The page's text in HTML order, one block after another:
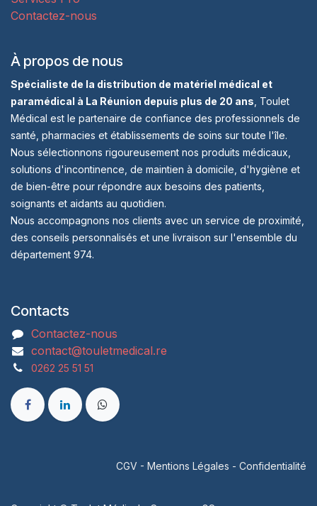
Contactez-nous
À propos de nous
Spécialiste de la distribution de matériel médical et
paramédical à La Réunion depuis plus de 20 ans , Toulet
Médical est le partenaire de confiance des professionnels de
santé, pharmacies et établissements de soins sur toute l'île.
Nous sélectionnons rigoureusement nos produits médicaux,
solutions d'incontinence, de maintien à domicile, d'hygiène et
de bien-être pour répondre aux besoins des patients,
soignants et aidants au quotidien.
Nous accompagnons nos clients avec un service de proximité,
des conseils personnalisés et une livraison sur l'ensemble du
département 974.
Contacts
Contactez-nous
contact@touletmedical.re
0262 25 51 51
CGV - Mentions Légales - Confidentialité